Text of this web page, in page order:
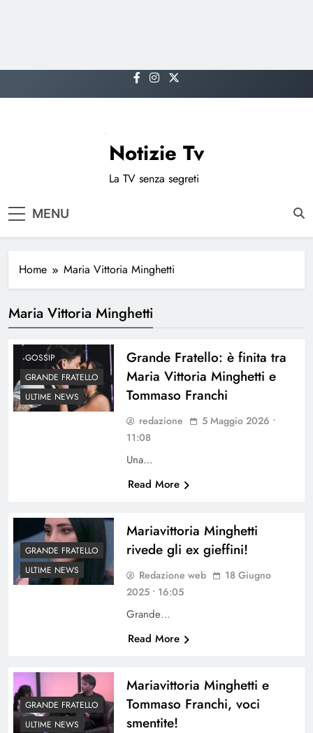
to
Notizie Tv
La TV senza segreti
MENU
Home Maria Vittoria Minghetti
Maria Vittoria Minghetti
GOSSIP
GRANDE FRATELLO
ULTIME NEWS
Grande Fratello: è finita tra
Maria Vittoria Minghetti e
Tommaso Franchi
redazione
5 Maggio 2026 •
11:08
Una…
Read More
GRANDE FRATELLO
ULTIME NEWS
Mariavittoria Minghetti
rivede gli ex gieffini!
Redazione web
18 Giugno
2025 • 16:05
Grande…
Read More
GRANDE FRATELLO
ULTIME NEWS
Mariavittoria Minghetti e
Tommaso Franchi, voci
smentite!